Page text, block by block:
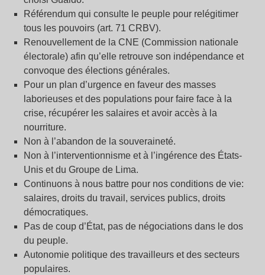
Référendum qui consulte le peuple pour relégitimer
tous les pouvoirs (art. 71 CRBV).
Renouvellement de la CNE (Commission nationale
électorale) afin qu’elle retrouve son indépendance et
convoque des élections générales.
Pour un plan d’urgence en faveur des masses
laborieuses et des populations pour faire face à la
crise, récupérer les salaires et avoir accès à la
nourriture.
Non à l’abandon de la souveraineté.
Non à l’interventionnisme et à l’ingérence des États-
Unis et du Groupe de Lima.
Continuons à nous battre pour nos conditions de vie:
salaires, droits du travail, services publics, droits
démocratiques.
Pas de coup d’État, pas de négociations dans le dos
du peuple.
Autonomie politique des travailleurs et des secteurs
populaires.